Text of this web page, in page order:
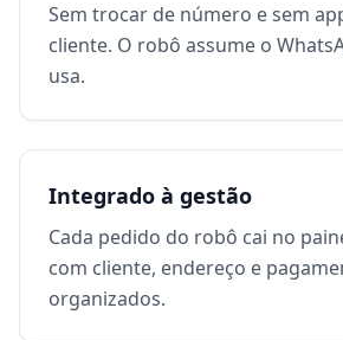
Sem trocar de número e sem
cliente. O robô assume o
usa.
Integrado à gestão
Cada pedido do robô cai no
com cliente, endereço e
organizados.